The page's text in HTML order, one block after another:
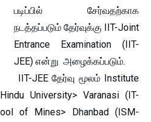
படிப்பில் சேர்வதற்காக
நடத்தப்படும் தேர்வுக்கு IIT-Joint
Entrance Examination (IIT-
JEE) என்று அழைக்கப்படும்.
IIT-JEE தேர்வு மூலம் Institute
University> Varanasi (IT-
of Mines> Dhanbad (ISM-